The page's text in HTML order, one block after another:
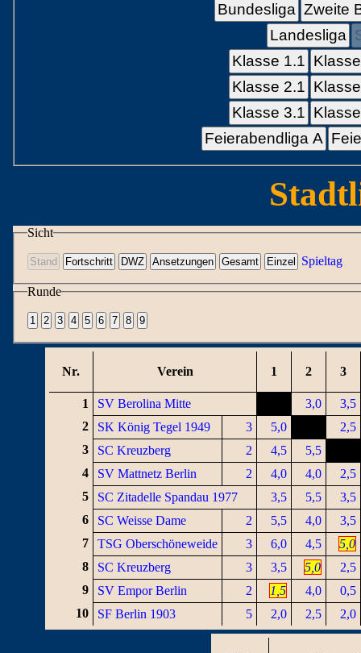
Bundesliga Zweite
Landesliga
Klasse 1.1
Klasse 2.1
Klasse 3.1
Feierabendliga A
Sicht
Spieltag
Runde
Nr. Verein 1 2 3
1 SV Berolina Mitte 3,0
3,5
2
SK König Tegel 1949 3 5,0
2,5
3
SC Kreuzberg 2 4,5
5,5
4
SV Mattnetz Berlin 2 4,0 4,0
2,5
5
SC Zitadelle Spandau 1977 3,5 5,5
3,5
6
SC Weisse Dame 2 5,5 4,0
3,5
7
TSG Oberschöneweide 3 6,0 4,5
5,0
8
SC Kreuzberg 3 3,5 5,0
2,5
9
SV Empor Berlin 2 1,5 4,0
0,5
10
SF Berlin 1903 5 2,0 2,5 2,0